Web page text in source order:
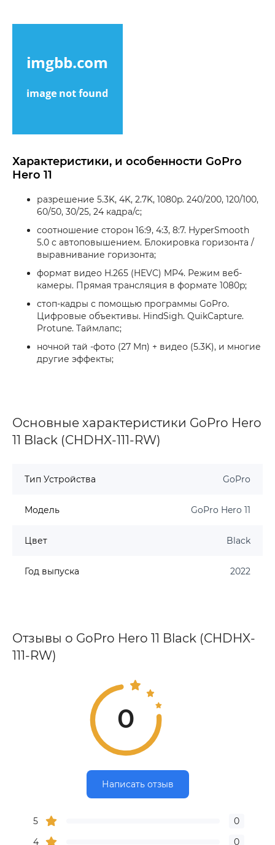
Характеристики, и особенности GoPro
Hero 11
разрешение 5.3K, 4K, 2.7K, 1080p. 240/200, 120/100,
60/50, 30/25, 24 кадра/с;
соотношение сторон 16:9, 4:3, 8:7. HyperSmooth
5.0 с автоповышением. Блокировка горизонта /
выравнивание горизонта;
формат видео H.265 (HEVC) MP4. Режим веб-
камеры. Прямая трансляция в формате 1080p;
стоп-кадры с помощью программы GoPro.
Цифровые объективы. HindSigh. QuikCapture.
Protune. Таймлапс;
ночной тай -фото (27 Мп) + видео (5.3K), и многие
другие эффекты;
Основные характеристики GoPro Hero
11 Black (CHDHX-111-RW)
Тип Устройства GoPro
Модель GoPro Hero 11
Цвет Black
Год выпуска 2022
Отзывы о GoPro Hero 11 Black (CHDHX-
111-RW)
0
Написать отзыв
5
0
4
0